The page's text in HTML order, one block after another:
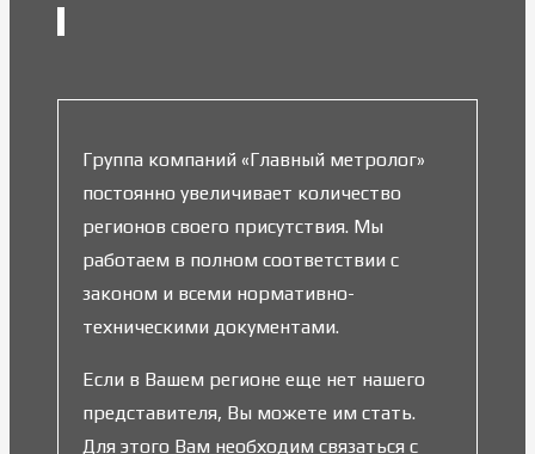
Группа компаний «Главный метролог»
постоянно увеличивает количество
регионов своего присутствия. Мы
работаем в полном соответствии с
законом и всеми нормативно-
техническими документами.
Если в Вашем регионе еще нет нашего
представителя, Вы можете им стать.
Для этого Вам необходим связаться с